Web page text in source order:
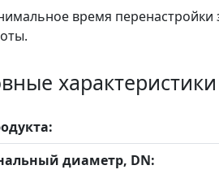
время
характеристики
диаметр, DN: